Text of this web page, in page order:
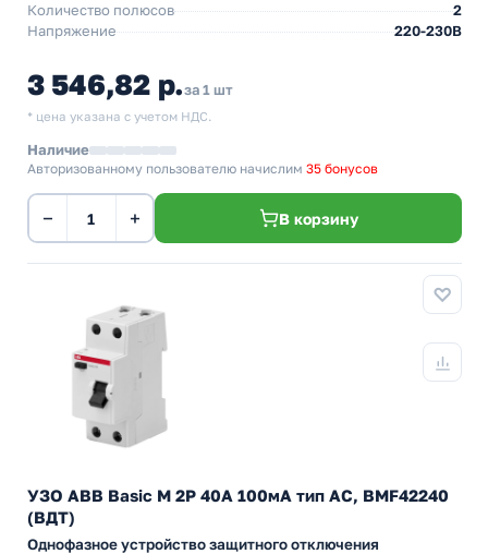
Количество полюсов
2
Напряжение
220-230В
3 546,82 р.за 1 шт
* цена указана с учетом НДС.
Наличие
Авторизованному пользователю начислим 35 бонусов
− + В корзину
УЗО ABB Basic M 2P 40A 100мА тип AC, BMF42240
(ВДТ)
Однофазное устройство защитного отключения